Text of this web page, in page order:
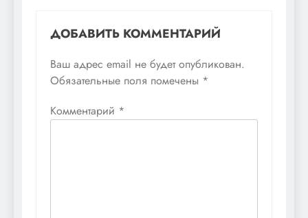
ДОБАВИТЬ КОММЕНТАРИЙ
Ваш адрес email не будет опубликован.
Обязательные поля помечены *
Комментарий *